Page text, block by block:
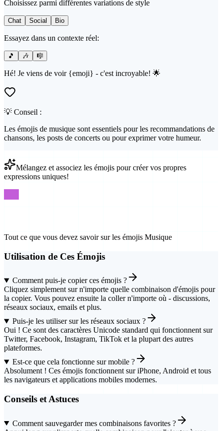
Choisissez parmi différentes variations de style
Chat Social Bio
Essayez dans un contexte réel:
🎵 🎶 🎼
Hé! Je viens de voir {emoji} - c'est incroyable! 🌟
💡 Conseil :
Les émojis de musique sont essentiels pour les recommandations de
chansons, les posts de concerts ou pour exprimer votre humeur.
Mélangez et associez les émojis pour créer vos propres
expressions uniques!
Tout ce que vous devez savoir sur les émojis Musique
Utilisation de Ces Émojis
Comment puis-je copier ces émojis ?
Cliquez simplement sur n'importe quelle combinaison d'émojis pour
la copier. Vous pouvez ensuite la coller n'importe où - discussions,
réseaux sociaux, emails et plus.
Puis-je les utiliser sur les réseaux sociaux ?
Oui ! Ce sont des caractères Unicode standard qui fonctionnent sur
Twitter, Facebook, Instagram, TikTok et la plupart des autres
plateformes.
Est-ce que cela fonctionne sur mobile ?
Absolument ! Ces émojis fonctionnent sur iPhone, Android et tous
les navigateurs et applications mobiles modernes.
Conseils et Astuces
Comment sauvegarder mes combinaisons favorites ?